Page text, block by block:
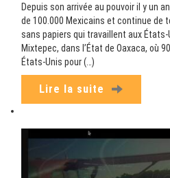
Depuis son arrivée au pouvoir il y un
de 100.000 Mexicains et continue de
sans papiers qui travaillent aux États-
Mixtepec, dans l’État de Oaxaca, où
États-Unis pour (…)
Lire la suite